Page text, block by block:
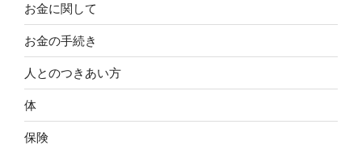
お金に関して
お金の手続き
人とのつきあい方
体
保険